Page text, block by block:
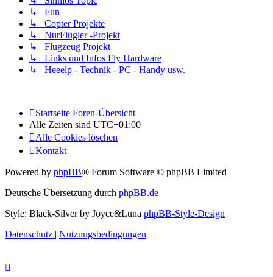
↳ Fun
↳ Copter Projekte
↳ NurFlügler -Projekt
↳ Flugzeug Projekt
↳ Links und Infos Fly Hardware
↳ Heeelp - Technik - PC - Handy usw.
Startseite Foren-Übersicht
Alle Zeiten sind UTC+01:00
Alle Cookies löschen
Kontakt
Powered by phpBB® Forum Software © phpBB Limited
Deutsche Übersetzung durch phpBB.de
Style: Black-Silver by Joyce&Luna phpBB-Style-Design
Datenschutz | Nutzungsbedingungen